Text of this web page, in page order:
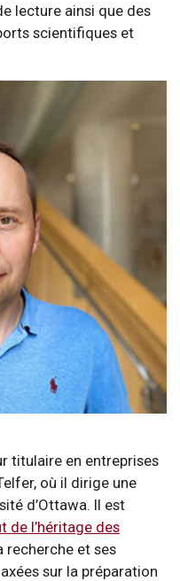
lecture ainsi que des
scientifiques et
titulaire en entreprises
où il dirige une
d’Ottawa. Il est
de l’héritage des
recherche et ses
sur la préparation